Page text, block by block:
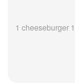
1 cheeseburger